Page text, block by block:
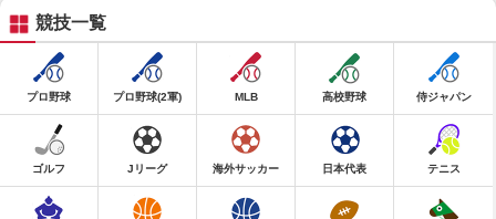
競技一覧
プロ野球 プロ野球(2軍) MLB 高校野球 侍ジャパン
ゴルフ Jリーグ 海外サッカー 日本代表 テニス